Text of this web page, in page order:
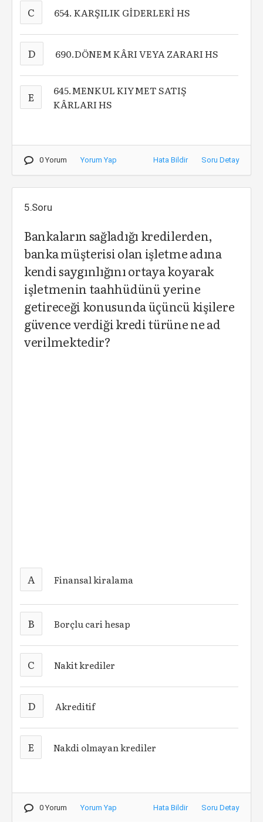
C 654. KARŞILIK GİDERLERİ HS
D 690.DÖNEM KÂRI VEYA ZARARI HS
E
645.MENKUL KIYMET SATIŞ
KÂRLARI HS
0 Yorum Yorum Yap Hata Bildir Soru Detay
5.Soru
Bankaların sağladığı kredilerden,
banka müşterisi olan işletme adına
kendi saygınlığını ortaya koyarak
işletmenin taahhüdünü yerine
getireceği konusunda üçüncü kişilere
güvence verdiği kredi türüne ne ad
verilmektedir?
A Finansal kiralama
B Borçlu cari hesap
C Nakit krediler
D Akreditif
E Nakdi olmayan krediler
0 Yorum Yorum Yap Hata Bildir Soru Detay